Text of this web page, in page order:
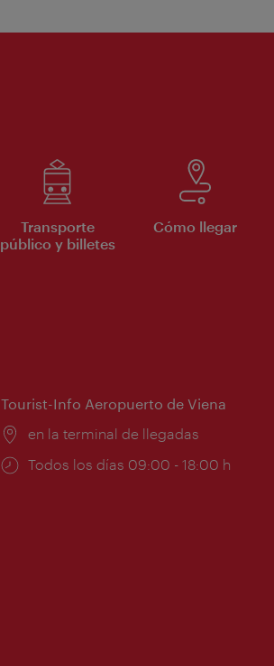
Transporte
público y billetes
Cómo llegar
Tourist-Info Aeropuerto de Viena
Lugar:
en la terminal de llegadas
Horarios
Todos los días 09:00 - 18:00 h